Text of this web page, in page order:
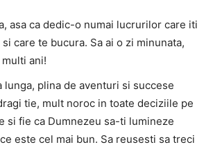
asa ca dedic-o numai lucrurilor care iti
care te bucura. Sa ai o zi minunata,
multi ani!
lunga, plina de aventuri si succese
tie, mult noroc in toate deciziile pe
si fie ca Dumnezeu sa-ti lumineze
este cel mai bun. Sa reusesti sa treci